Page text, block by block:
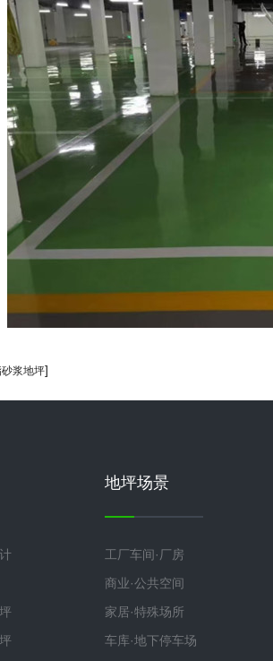
浆地坪]
地坪场景
工厂车间·厂房
商业·公共空间
家居·特殊场所
车库·地下停车场